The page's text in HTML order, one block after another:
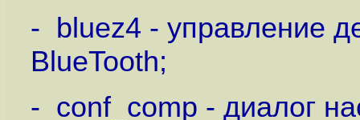
- bluez4 - управление
BlueTooth;
- conf_comp - диалог